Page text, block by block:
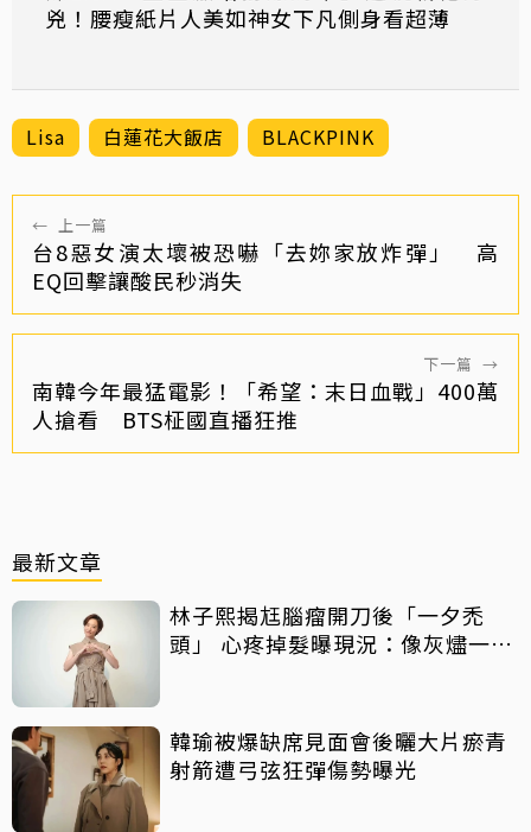
兇！腰瘦紙片人美如神女下凡側身看超薄
Lisa 白蓮花大飯店 BLACKPINK
← 上一篇
台8惡女演太壞被恐嚇「去妳家放炸彈」 高
EQ回擊讓酸民秒消失
下一篇 →
南韓今年最猛電影！「希望：末日血戰」400萬
人搶看 BTS柾國直播狂推
最新文章
林子熙揭尪腦瘤開刀後「一夕禿
頭」 心疼掉髮曝現況：像灰燼一直
韓瑜被爆缺席見面會後曬大片瘀青
射箭遭弓弦狂彈傷勢曝光